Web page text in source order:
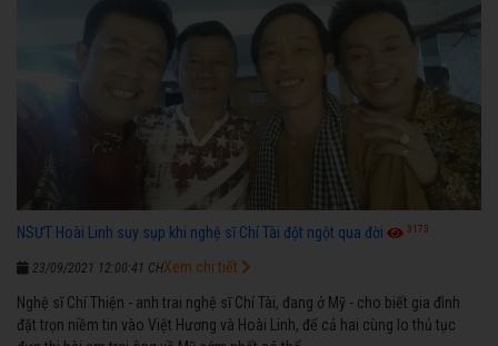
NSƯT Hoài Linh suy sụp khi nghệ sĩ Chí Tài đột ngột qua đời 3173
23/09/2021 12:00:41 CH
Nghệ sĩ Chí Thiện - anh trai nghệ sĩ Chí Tài, đang ở Mỹ - cho biết gia đình
đặt trọn niềm tin vào Việt Hương và Hoài Linh, để cả hai cùng lo thủ tục
Xem chi tiết